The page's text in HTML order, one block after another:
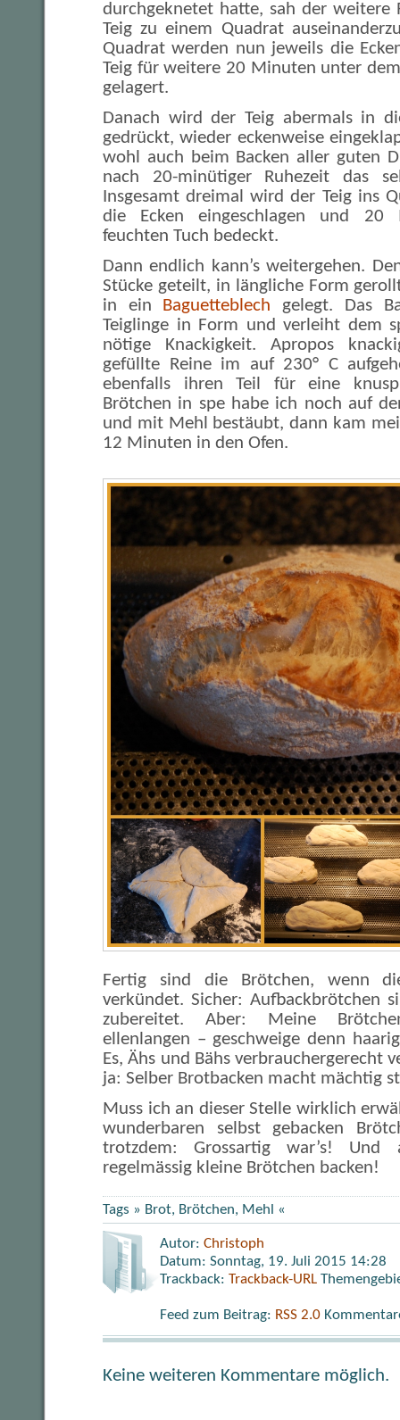
durchgeknetet hatte, sah der weitere
Teig zu einem Quadrat
Quadrat werden nun jeweils die
Teig für weitere 20 Minuten unter
gelagert.
Danach wird der Teig abermals in
gedrückt, wieder eckenweise
wohl auch beim Backen aller guten
nach 20-minütiger Ruhezeit das
Insgesamt dreimal wird der Teig ins
die Ecken eingeschlagen und 20
feuchten Tuch bedeckt.
Dann endlich kann’s weitergehen.
Stücke geteilt, in längliche Form
in ein
Baguetteblech gelegt. Das
Teiglinge in Form und verleiht dem
nötige Knackigkeit. Apropos
gefüllte Reine im auf 230° C
ebenfalls ihren Teil für eine
Brötchen in spe habe ich noch auf
und mit Mehl bestäubt, dann kam
12 Minuten in den Ofen.
Fertig sind die Brötchen, wenn
verkündet. Sicher: Aufbackbrötchen
zubereitet. Aber: Meine
ellenlangen – geschweige denn
Es, Ähs und Bähs verbrauchergerecht
ja: Selber Brotbacken macht mächtig
Muss ich an dieser Stelle wirklich
wunderbaren selbst gebacken
trotzdem: Grossartig war’s!
regelmässig kleine Brötchen backen!
Tags » Brot, Brötchen, Mehl «
Autor: Christoph
Datum: Sonntag, 19. Juli 2015 14:28
Trackback: Trackback-URL
Feed zum Beitrag: RSS 2.0
Keine weiteren Kommentare möglich.